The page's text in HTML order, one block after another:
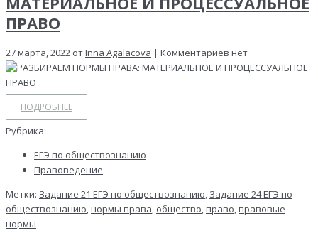
ПРАВО
27 марта, 2022 отInna Agalacova | Комментариев нет
ПОДРОБНЕЕ
Рубрика:
ЕГЭ по обществознанию
Правоведение
Метки: Задание 21 ЕГЭ по обществознанию, Задание 24 ЕГЭ по
обществознанию,нормы права, общество,право,правовые
нормы